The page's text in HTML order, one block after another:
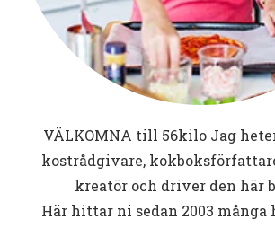
Jag köpte Lithells Varmkorv som
äppelspånrökt, supergoooood!